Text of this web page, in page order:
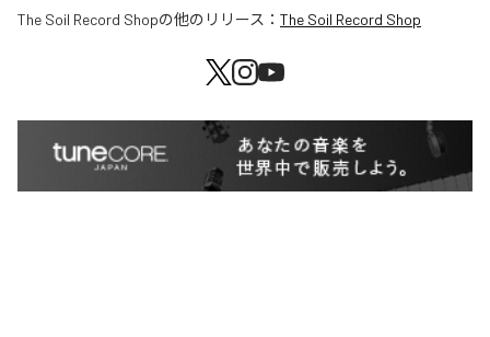
The Soil Record Shopの他のリリース： The Soil Record Shop